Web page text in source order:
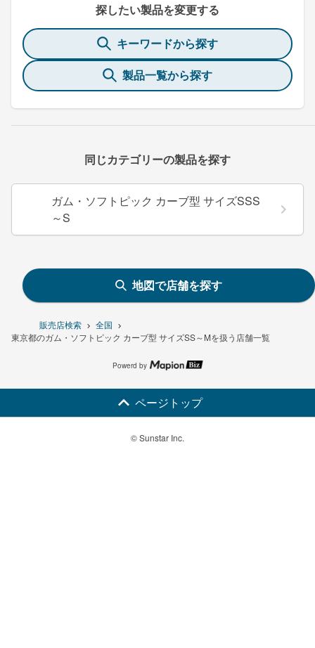
販売店検索
全国
東京都のガム・ソフトピック カーブ型 サイズSS～Mを扱う店舗一覧
探したい製品を変更する
キーワードから探す
製品一覧から探す
同じカテゴリーの製品を探す
ガム・ソフトピック カーブ型 サイズSSS
～S
地図で店舗を探す
Powerd by
ページトップ
© Sunstar Inc.